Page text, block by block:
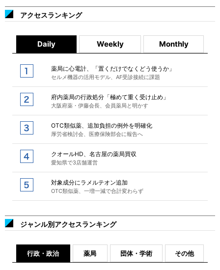
アクセスランキング
Daily Weekly Monthly
薬局に心電計、「置くだけでなくどう使うか」
セルメ機器の活用モデル、AF受診接続に課題
府内薬局の行政処分「極めて重く受け止め」
大阪府薬・伊藤会長、会員薬局と明かす
OTC類似薬、追加負担の例外を明確化
厚労省検討会、医療保険部会に報告へ
クオールHD、名古屋の薬局買収
愛知県で3店舗運営
対象成分にラメルテオン追加
OTC類似薬、一増一減で合計変わらず
ジャンル別アクセスランキング
行政・政治 薬局 団体・学術 その他